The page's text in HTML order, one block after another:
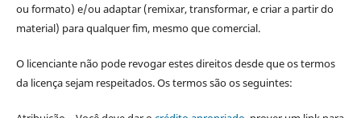
ou formato) e/ou adaptar (remixar, transformar, e criar a partir do
material) para qualquer fim, mesmo que comercial.
O licenciante não pode revogar estes direitos desde que os termos
da licença sejam respeitados. Os termos são os seguintes: